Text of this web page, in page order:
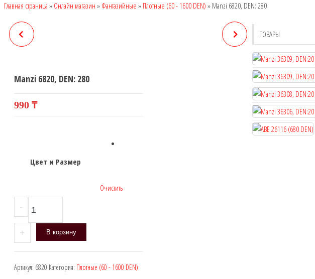
Главная страница » Онлайн магазин » Фантазийные » Плотные (60 - 1600 DEN) » Manzi 6820, DEN: 280
Manzi 6820, DEN: 280
990 ₸
Цвет и Размер
Очистить
-
товара
Manzi
6820,
280
+ В корзину
Артикул: 6820 Категория: Плотные (60 - 1600 DEN)
ТОВАРЫ